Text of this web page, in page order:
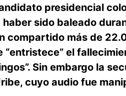
presidencial
sido baleado
compartido más de
“entristece” el
Sin embargo la
cuyo audio fue